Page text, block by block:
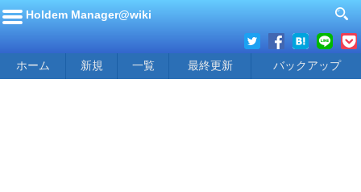
Holdem Manager@wiki
ホーム 新規 一覧 最終更新 バックアップ